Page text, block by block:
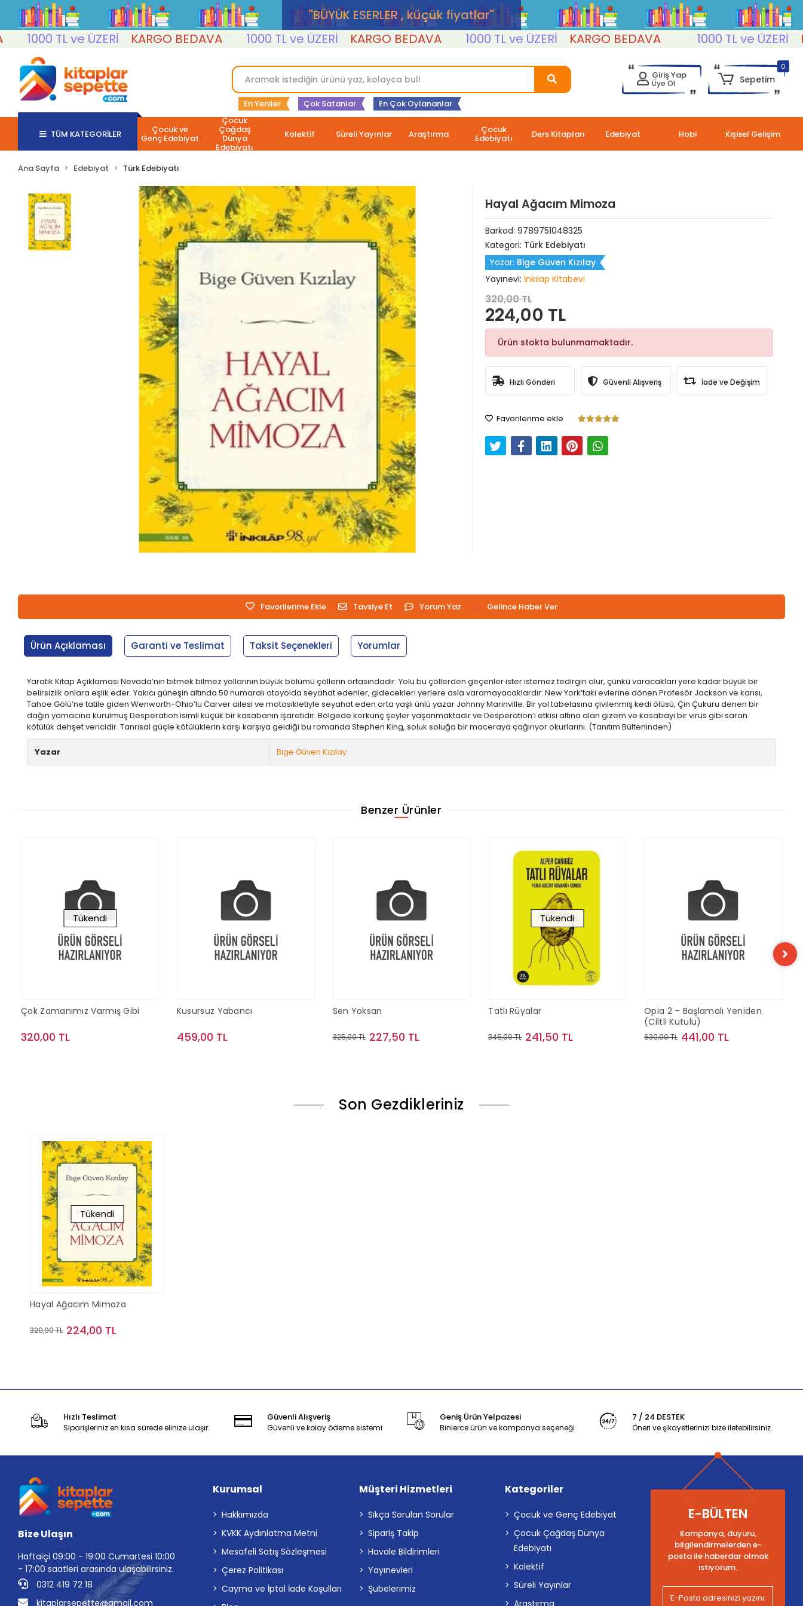
''BÜYÜK ESERLER , küçük fiyatlar''
1000 TL ve ÜZERİ
KARGO BEDAVA 1000 TL ve ÜZERİ KARGO BEDAVA 1000 TL ve ÜZERİ KARGO BEDAVA 1000 TL ve ÜZERİ
En Yeniler Çok Satanlar En Çok Oylananlar
Giriş Yap
Üye Ol
0
Sepetim
TÜM KATEGORİLER Çocuk ve
Genç Edebiyat
Çocuk
Çağdaş
Dünya
Edebiyatı
Kolektif Süreli Yayınlar Araştırma Çocuk
Edebiyatı Ders Kitapları Edebiyat Hobi Kişisel Gelişim
Ana Sayfa Edebiyat Türk Edebiyatı
Hayal Ağacım Mimoza
Barkod: 9789751048325
Kategori: Türk Edebiyatı
Yazar: Bige Güven Kızılay
Yayınevi: İnkılap Kitabevi
320,00 TL
224,00 TL
Ürün stokta bulunmamaktadır.
Hızlı Gönderi Güvenli Alışveriş İade ve Değişim
Favorilerime ekle
Favorilerime Ekle Tavsiye Et Yorum Yaz Gelince Haber Ver
Ürün Açıklaması Garanti ve Teslimat Taksit Seçenekleri Yorumlar
Yaratık Kitap Açıklaması Nevada’nın bitmek bilmez yollarının büyük bölümü çöllerin ortasındadır. Yolu bu çöllerden geçenler ister istemez tedirgin olur, çünkü varacakları yere kadar büyük bir
belirsizlik onlara eşlik eder. Yakıcı güneşin altında 50 numaralı otoyolda seyahat edenler, gidecekleri yerlere asla varamayacaklardır: New York’taki evlerine dönen Profesör Jackson ve karısı,
Tahoe Gölü’ne tatile giden Wenworth-Ohio’lu Carver ailesi ve motosikletiyle seyahat eden orta yaşlı ünlü yazar Johnny Marinville. Bir yol tabelasına çivilenmiş kedi ölüsü, Çin Çukuru denen bir
dağın yamacına kurulmuş Desperation isimli küçük bir kasabanın işaretidir. Bölgede korkunç şeyler yaşanmaktadır ve Desperation’ı etkisi altına alan gizem ve kasabayı bir virüs gibi saran
kötülük dehşet vericidir. Tanrısal güçle kötülüklerin karşı karşıya geldiği bu romanda Stephen King, soluk soluğa bir maceraya çağırıyor okurlarını. (Tanıtım Bülteninden)
Yazar Bige Güven Kızılay
Benzer Ürünler
Tükendi
Çok Zamanımız Varmış Gibi
320,00 TL
Kusursuz Yabancı
459,00 TL
Sen Yoksan
325,00 TL 227,50 TL
Tükendi
Tatlı Rüyalar
345,00 TL 241,50 TL
Opia 2 – Başlamalı Yeniden
(Ciltli Kutulu)
630,00 TL 441,00 TL
Son Gezdikleriniz
Tükendi
Hayal Ağacım Mimoza
320,00 TL 224,00 TL
Hızlı Teslimat
Siparişleriniz en kısa sürede elinize ulaşır.
Güvenli Alışveriş
Güvenli ve kolay ödeme sistemi
Geniş Ürün Yelpazesi
Binlerce ürün ve kampanya seçeneği
7 / 24 DESTEK
Öneri ve şikayetlerinizi bize iletebilirsiniz.
Bize Ulaşın
Haftaiçi 09:00 - 19:00 Cumartesi 10:00
- 17:00 saatleri arasında ulaşabilirsiniz.
0312 419 72 18
kitaplarsepette@gmail.com
Kurumsal
Hakkımızda
KVKK Aydınlatma Metni
Mesafeli Satış Sözleşmesi
Çerez Politikası
Cayma ve İptal İade Koşulları
Müşteri Hizmetleri
Sıkça Sorulan Sorular
Sipariş Takip
Havale Bildirimleri
Yayınevleri
Şubelerimiz
Kategoriler
Çocuk ve Genç Edebiyat
Çocuk Çağdaş Dünya
Edebiyatı
Kolektif
Süreli Yayınlar
E-BÜLTEN
Kampanya, duyuru,
bilgilendirmelerden e-
posta ile haberdar olmak
istiyorum.